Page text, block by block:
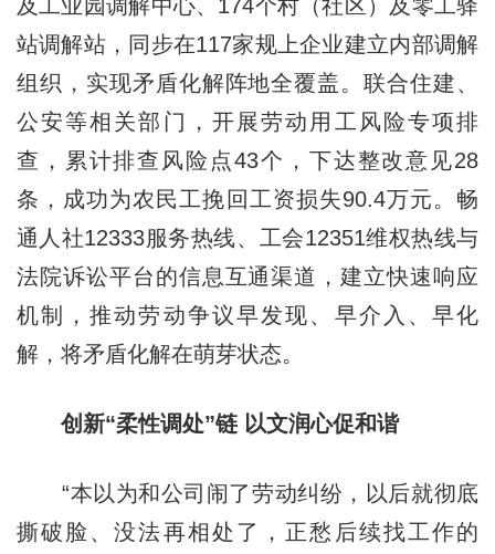
及工业园调解中心、174个村（社区）及零工驿
站调解站，同步在117家规上企业建立内部调解
组织，实现矛盾化解阵地全覆盖。联合住建、
公安等相关部门，开展劳动用工风险专项排
查，累计排查风险点43个，下达整改意见28
条，成功为农民工挽回工资损失90.4万元。畅
通人社12333服务热线、工会12351维权热线与
法院诉讼平台的信息互通渠道，建立快速响应
机制，推动劳动争议早发现、早介入、早化
解，将矛盾化解在萌芽状态。
创新“柔性调处”链 以文润心促和谐
“本以为和公司闹了劳动纠纷，以后就彻底
撕破脸、没法再相处了，正愁后续找工作的